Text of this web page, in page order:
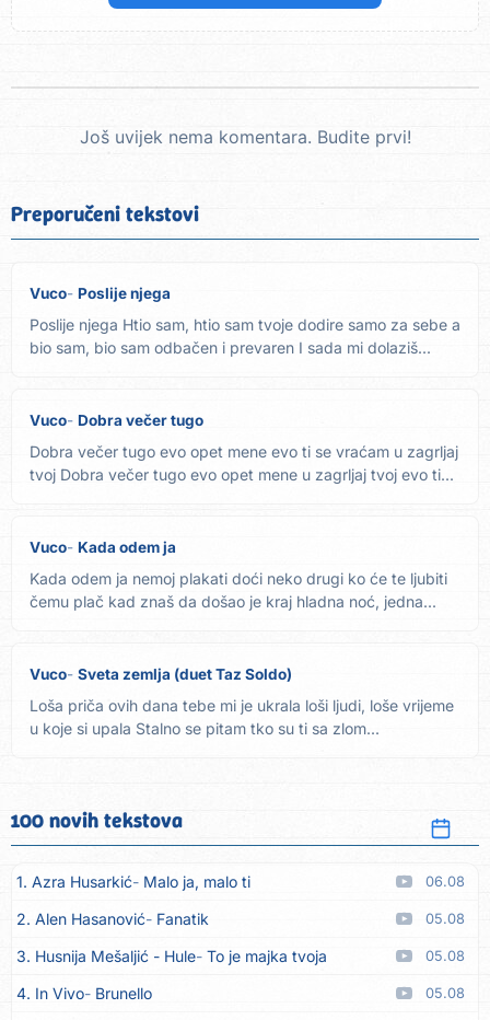
Još uvijek nema komentara. Budite prvi!
Preporučeni tekstovi
Vuco Poslije njega
Poslije njega Htio sam, htio sam tvoje dodire samo za sebe a
bio sam, bio sam odbačen i prevaren I sada mi dolaziš...
Vuco Dobra večer tugo
Dobra večer tugo evo opet mene evo ti se vraćam u zagrljaj
tvoj Dobra večer tugo evo opet mene u zagrljaj tvoj evo ti...
Vuco Kada odem ja
Kada odem ja nemoj plakati doći neko drugi ko će te ljubiti
čemu plač kad znaš da došao je kraj hladna noć, jedna...
Vuco Sveta zemlja (duet Taz Soldo)
Loša priča ovih dana tebe mi je ukrala loši ljudi, loše vrijeme
u koje si upala Stalno se pitam tko su ti sa zlom...
100 novih tekstova
1. Azra Husarkić Malo ja, malo ti 06.08
2. Alen Hasanović Fanatik 05.08
3. Husnija Mešaljić - Hule To je majka tvoja 05.08
4. In Vivo Brunello 05.08